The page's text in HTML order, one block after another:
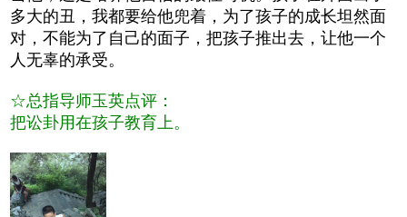
多大的丑，我都要给他兜着，为了孩子的成长坦然面
对，不能为了自己的面子，把孩子推出去，让他一个
人无辜的承受。
☆总指导师玉英点评：
把讼卦用在孩子教育上。